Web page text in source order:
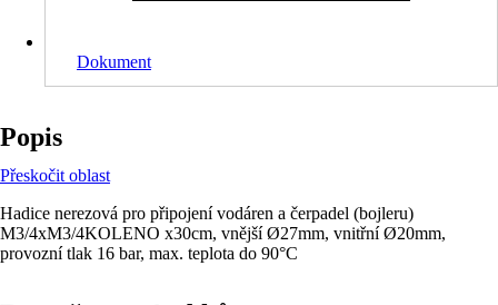
Dokument
Popis
Přeskočit oblast
Hadice nerezová pro připojení vodáren a čerpadel (bojleru)
M3/4xM3/4KOLENO x30cm, vnější Ø27mm, vnitřní Ø20mm,
provozní tlak 16 bar, max. teplota do 90°C